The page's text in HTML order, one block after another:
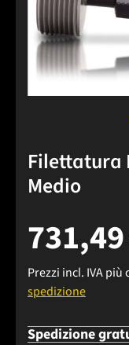
Filettatura
Medio
Prezzi incl. IVA
spedizione
Spedizione